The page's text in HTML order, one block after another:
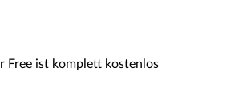
Free ist komplett kostenlos